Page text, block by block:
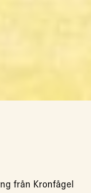
från Kronfågel